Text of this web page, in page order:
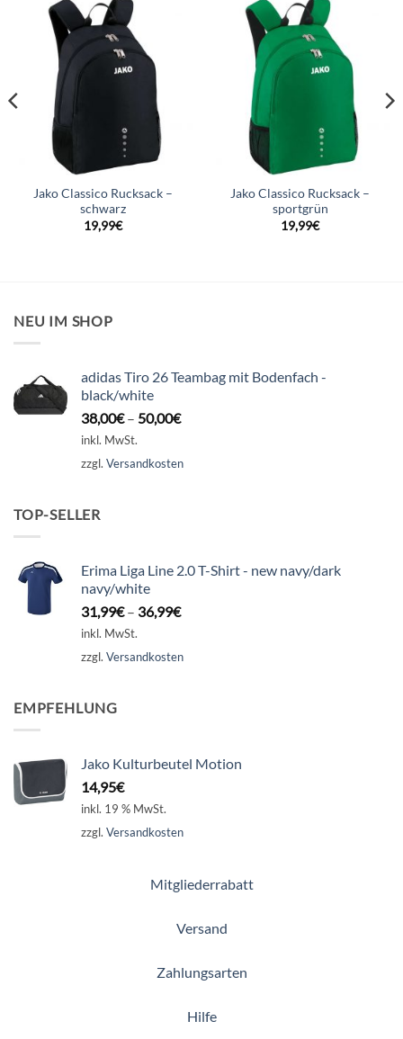
Jako Classico Rucksack –
schwarz
19,99€
Jako Classico Rucksack –
sportgrün
19,99€
NEU IM SHOP
adidas Tiro 26 Teambag mit Bodenfach -
black/white
38,00€– 50,00€
inkl. MwSt.
zzgl. Versandkosten
TOP-SELLER
Erima Liga Line 2.0 T-Shirt - new navy/dark
navy/white
31,99€– 36,99€
inkl. MwSt.
zzgl. Versandkosten
EMPFEHLUNG
Jako Kulturbeutel Motion
14,95€
inkl. 19 % MwSt.
zzgl. Versandkosten
Mitgliederrabatt
Versand
Zahlungsarten
Hilfe